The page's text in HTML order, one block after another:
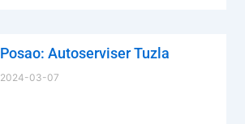
Posao: Autoserviser Tuzla
2024-03-07